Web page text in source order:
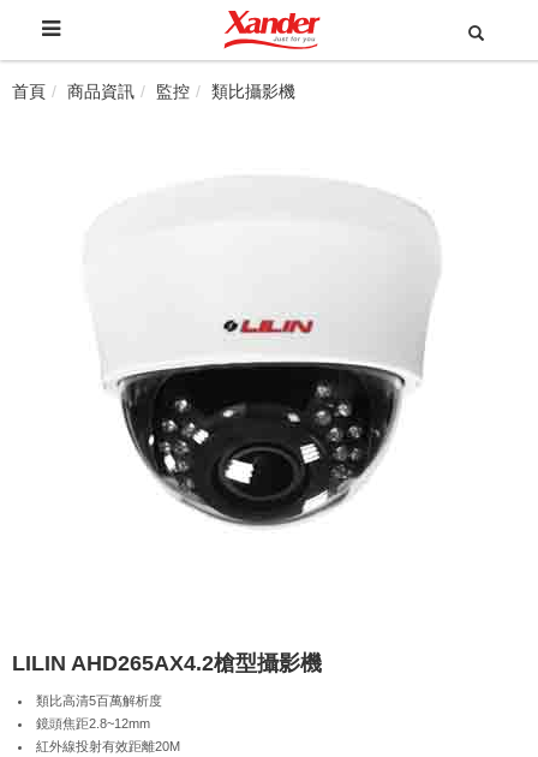
首頁 商品資訊 監控 類比攝影機
LILIN AHD265AX4.2槍型攝影機
類比高清5百萬解析度
鏡頭焦距2.8~12mm
紅外線投射有效距離20M